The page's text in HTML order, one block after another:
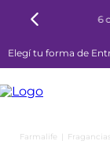
6
Elegí tu forma de
Fragancias